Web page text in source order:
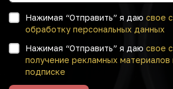
Нажимая “Отправить” я даю свое
обработку персональных данных
Нажимая “Отправить” я даю свое
получение рекламных материалов
подписке